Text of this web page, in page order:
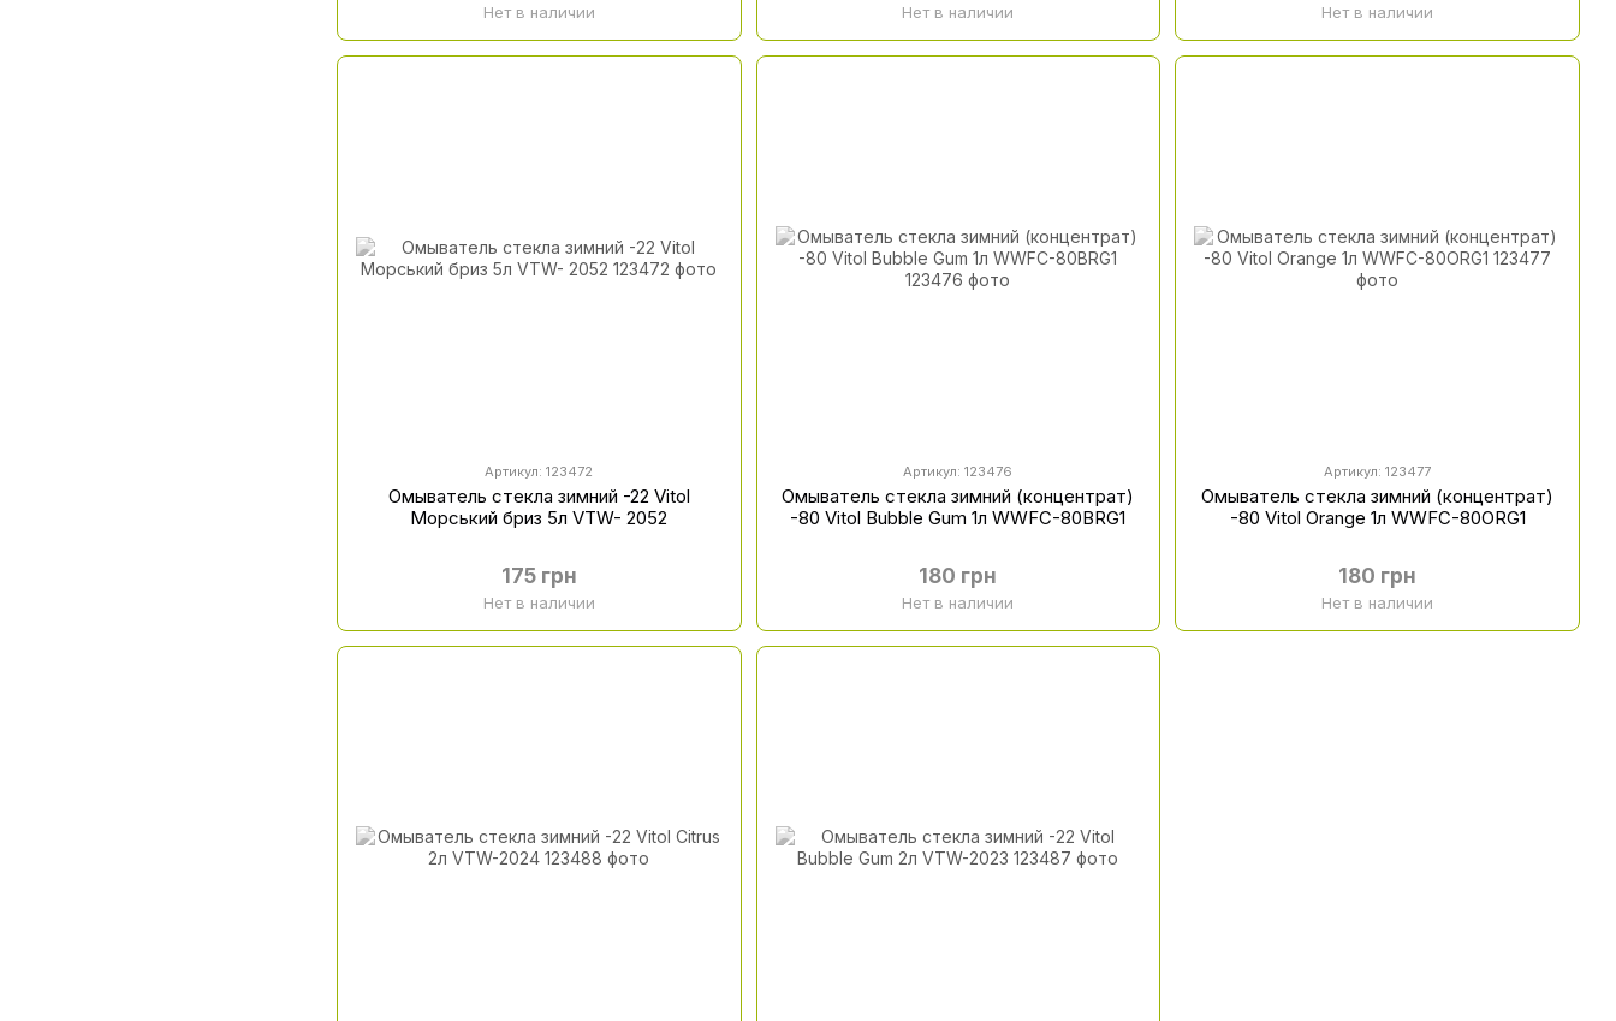
Нет в наличии Нет в наличии Нет в наличии
Артикул: 123472
Омыватель стекла зимний -22 Vitol
Морський бриз 5л VTW- 2052
175 грн
Нет в наличии
Артикул: 123476
Омыватель стекла зимний (концентрат)
-80 Vitol Bubble Gum 1л WWFC-80BRG1
180 грн
Нет в наличии
Артикул: 123477
Омыватель стекла зимний (концентрат)
-80 Vitol Orange 1л WWFC-80ORG1
180 грн
Нет в наличии